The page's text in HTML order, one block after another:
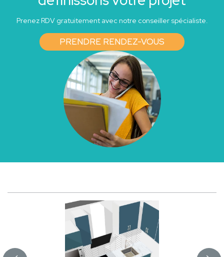
Prenez RDV gratuitement avec notre conseiller spécialiste.
PRENDRE RENDEZ-VOUS